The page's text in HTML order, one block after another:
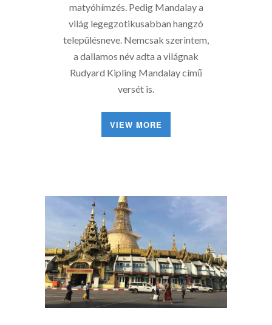
matyóhímzés. Pedig Mandalay a
világ legegzotikusabban hangzó
településneve. Nemcsak szerintem,
a dallamos név adta a világnak
Rudyard Kipling Mandalay című
versét is.
VIEW MORE